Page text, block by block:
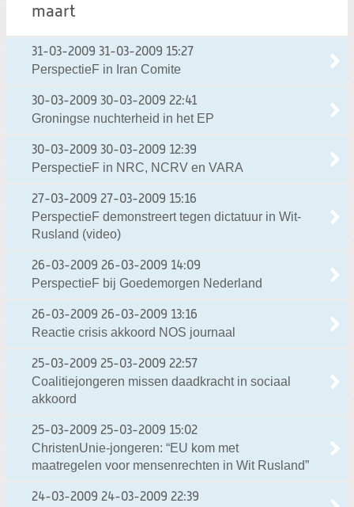
maart
31-03-2009 31-03-2009 15:27
PerspectieF in Iran Comite
30-03-2009 30-03-2009 22:41
Groningse nuchterheid in het EP
30-03-2009 30-03-2009 12:39
PerspectieF in NRC, NCRV en VARA
27-03-2009 27-03-2009 15:16
PerspectieF demonstreert tegen dictatuur in Wit-
Rusland (video)
26-03-2009 26-03-2009 14:09
PerspectieF bij Goedemorgen Nederland
26-03-2009 26-03-2009 13:16
Reactie crisis akkoord NOS journaal
25-03-2009 25-03-2009 22:57
Coalitiejongeren missen daadkracht in sociaal
akkoord
25-03-2009 25-03-2009 15:02
ChristenUnie-jongeren: “EU kom met
maatregelen voor mensenrechten in Wit Rusland”
24-03-2009 24-03-2009 22:39